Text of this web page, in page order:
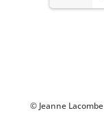
© Jeanne Lacombe